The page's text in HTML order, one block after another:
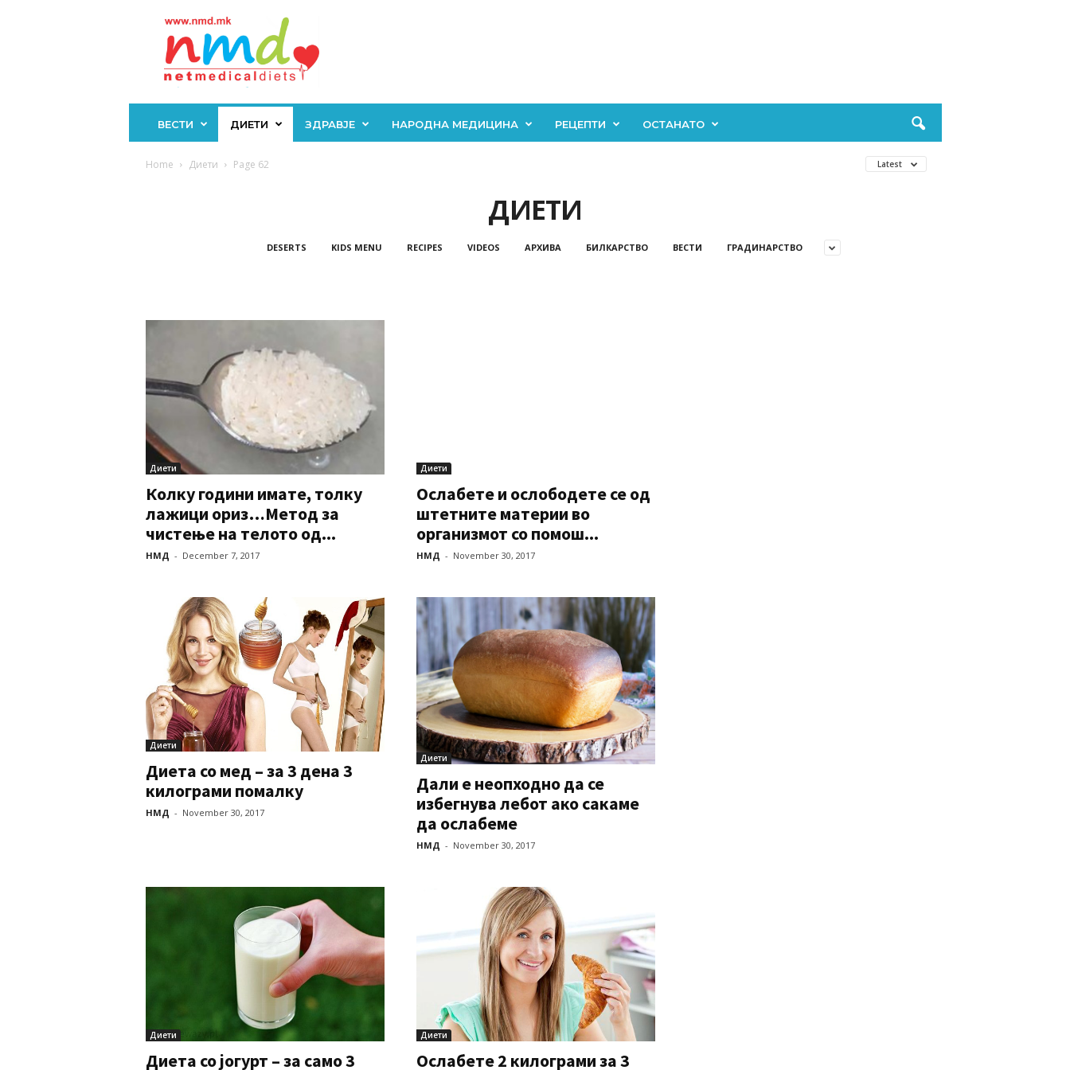
ВЕСТИ ДИЕТИ ЗДРАВЈЕ НАРОДНА МЕДИЦИНА РЕЦЕПТИ ОСТАНАТО
Home Диети Page 62 Latest
ДИЕТИ
DESERTS KIDS MENU RECIPES VIDEOS АРХИВА БИЛКАРСТВО ВЕСТИ ГРАДИНАРСТВО
Диети
Колку години имате, толку
лажици ориз…Метод за
чистење на телото од...
НМД - December 7, 2017
Диети
Ослабете и ослободете се од
штетните материи во
организмот со помош...
НМД - November 30, 2017
Диети
Диета со мед – за 3 дена 3
килограми помалку
НМД - November 30, 2017
Диети
Дали е неопходно да се
избегнува лебот ако сакаме
да ослабеме
НМД - November 30, 2017
Диети
Диета со јогурт – за само 3
Диети
Ослабете 2 килограми за 3